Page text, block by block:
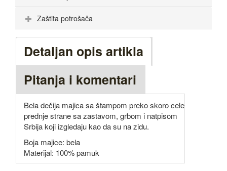
Zaštita potrošača
Detaljan opis artikla
Pitanja i komentari
Bela dečija majica sa štampom preko skoro cele
prednje strane sa zastavom, grbom i natpisom
Srbija koji izgledaju kao da su na zidu.
Boja majice: bela
Materijal: 100% pamuk